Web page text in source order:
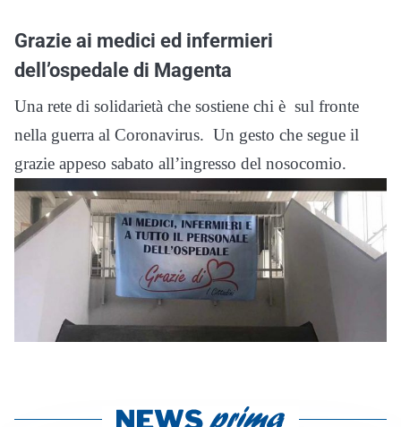
Grazie ai medici ed infermieri
dell’ospedale di Magenta
Una rete di solidarietà che sostiene chi è sul fronte
nella guerra al Coronavirus. Un gesto che segue il
grazie appeso sabato all’ingresso del nosocomio.